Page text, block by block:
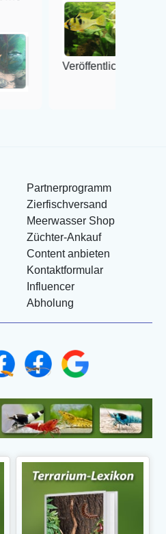
Veröffentlicht auf Google
Partnerprogramm
Zierfischversand
Meerwasser Shop
Züchter-Ankauf
Content anbieten
Kontaktformular
Influencer
Abholung